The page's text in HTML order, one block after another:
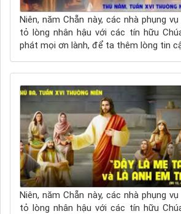
Niên, năm Chẵn này, các nhà phụng
tỏ lòng nhân hậu với các tín hữu
phát mọi ơn lành, để ta thêm lòng tin
Niên, năm Chẵn này, các nhà phụng
tỏ lòng nhân hậu với các tín hữu